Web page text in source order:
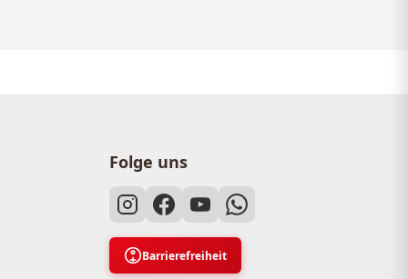
Folge uns
Barrierefreiheit